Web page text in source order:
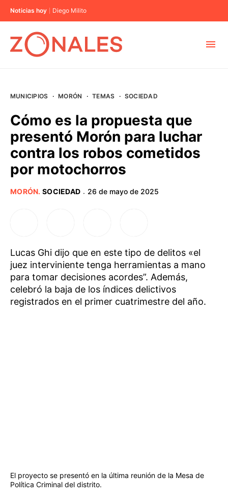
Noticias hoy Diego Milito
BUENOS AIRES
PROVINCIAS
MUNICIPIOS · MORÓN · TEMAS · SOCIEDAD
Cómo es la propuesta que
presentó Morón para luchar
contra los robos cometidos
por motochorros
MORÓN. SOCIEDAD · 26 de mayo de 2025
Lucas Ghi dijo que en este tipo de delitos «el
juez interviniente tenga herramientas a mano
para tomar decisiones acordes”. Además,
celebró la baja de los índices delictivos
registrados en el primer cuatrimestre del año.
El proyecto se presentó en la última reunión de la Mesa de
Política Criminal del distrito.